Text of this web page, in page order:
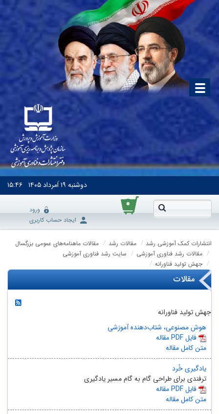
دوشنبه ۱۹ اَمرداد ۱۴۰۵ ۱۵:۴۶
۰
ورود
ایجاد حساب کاربری
انتشارات کمک آموزشی رشد مقالات رشد
مقالات ماهنامه‌های عمومی بزرگسال
مقالات رشد فناوری آموزشی
سایت رشد فناوری آموزشی
جهش تولید فناورانه
مقالات
جهش تولید فناورانه
هوش مصنوعی، شتاب‌دهنده آموزشی
مقاله PDF فایل
متن کامل مقاله
یادگیری خُرد
ترفندی برای طراحی گام به گام مسیر یادگیری
مقاله PDF فایل
متن کامل مقاله